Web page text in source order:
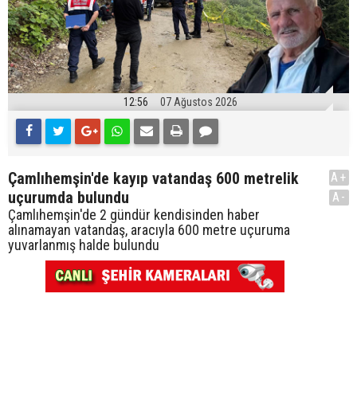
12:56 07 Ağustos 2026
Çamlıhemşin'de kayıp vatandaş 600 metrelik
uçurumda bulundu
Çamlıhemşin'de 2 gündür kendisinden haber
alınamayan vatandaş, aracıyla 600 metre uçuruma
yuvarlanmış halde bulundu
A+
A-